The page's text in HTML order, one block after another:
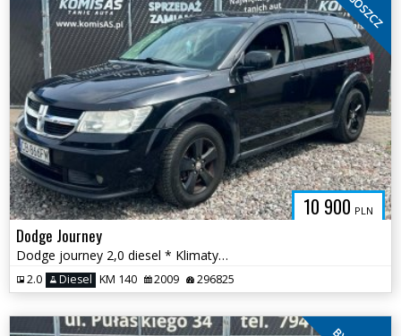
10 900 PLN
Dodge Journey
Dodge journey 2,0 diesel * Klimatyzacja Hak Skóry 6 biegów * Bydgoszcz
2.0 Diesel KM 140 2009 296825